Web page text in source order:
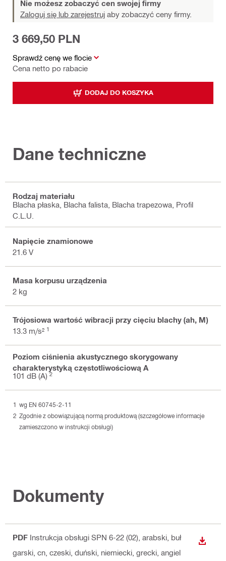
Nie możesz zobaczyć cen swojej firmy
Zaloguj się lub zarejestruj aby zobaczyć ceny firmy.
Sprawdź cenę we flocie
Cena netto po rabacie
3 669,50 PLN
DODAJ DO KOSZYKA
Dane techniczne
Rodzaj materiału
Blacha płaska, Blacha falista, Blacha trapezowa, Profil
C.L.U.
Napięcie znamionowe
21.6 V
Masa korpusu urządzenia
2 kg
Trójosiowa wartość wibracji przy cięciu blachy (ah, M)
13.3 m/s² 1
Poziom ciśnienia akustycznego skorygowany
charakterystyką częstotliwościową A
101 dB (A) 2
wg EN 60745-2-11
Zgodnie z obowiązującą normą produktową (szczegółowe informacje
zamieszczono w instrukcji obsługi)
Dokumenty
PDF Instrukcja obsługi SPN 6-22 (02) , arabski, buł
garski, cn, czeski, duński, niemiecki, grecki, angiel